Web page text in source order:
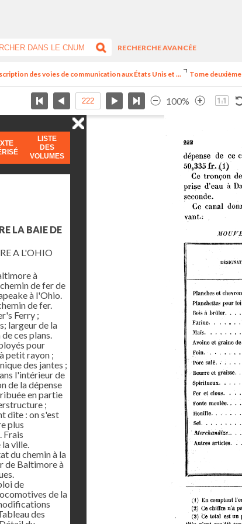
RECHERCHE AVANCÉE
des voies de communication aux États Unis et ... Tome deuxième
100%
LISTE
DES
VOLUMES
LA BAIE DE
A L'OHIO
à
de fer de
à l'Ohio.
de fer.
Ferry ;
largeur de la
ces plans.
pour
petit rayon ;
des jantes ;
l'intérieur de
de la dépense
en partie
;
dite : on s'est
plus
Frais
ville.
du chemin à la
de Baltimore à
de
de la
des